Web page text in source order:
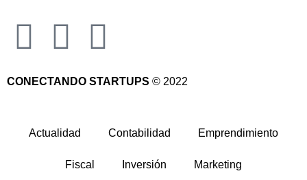
CONECTANDO STARTUPS © 2022
Actualidad Contabilidad Emprendimiento
Fiscal Inversión Marketing